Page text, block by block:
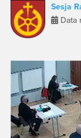
Sesja
Data